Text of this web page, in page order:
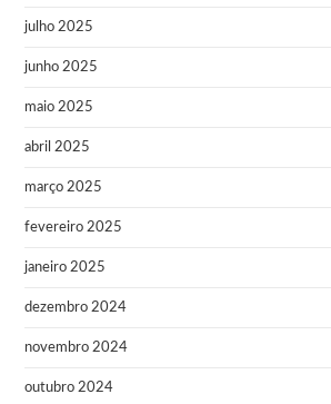
julho 2025
junho 2025
maio 2025
abril 2025
março 2025
fevereiro 2025
janeiro 2025
dezembro 2024
novembro 2024
outubro 2024